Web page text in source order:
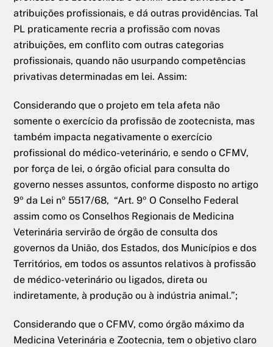
atribuições profissionais, e dá outras providências. Tal
PL praticamente recria a profissão com novas
atribuições, em conflito com outras categorias
profissionais, quando não usurpando competências
privativas determinadas em lei. Assim:
Considerando que o projeto em tela afeta não
somente o exercício da profissão de zootecnista, mas
também impacta negativamente o exercício
profissional do médico-veterinário, e sendo o CFMV,
por força de lei, o órgão oficial para consulta do
governo nesses assuntos, conforme disposto no artigo
9º da Lei nº 5517/68, “Art. 9º O Conselho Federal
assim como os Conselhos Regionais de Medicina
Veterinária servirão de órgão de consulta dos
governos da União, dos Estados, dos Municípios e dos
Territórios, em todos os assuntos relativos à profissão
de médico-veterinário ou ligados, direta ou
indiretamente, à produção ou à indústria animal.”;
Considerando que o CFMV, como órgão máximo da
Medicina Veterinária e Zootecnia, tem o objetivo claro